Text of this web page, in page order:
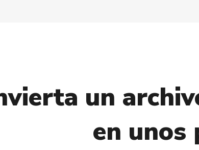
un
en unos